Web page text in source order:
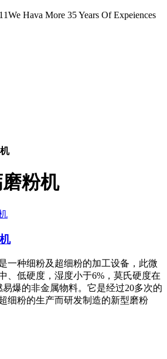
We Hava More 35 Years Of Expeiences
粉机
一种细粉及超细粉的加工设备，此微
、低硬度，湿度小于6%，莫氏硬度在
爆的非金属物料。它是经过20多次的
细粉的生产而研发制造的新型磨粉